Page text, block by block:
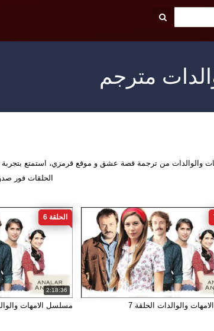
مترجم
والوالدات من ترجمة قصة عشق و موقع قرمزي، استمتع
الحلقات فور
والوالدات الحلقة 7
2:18:36
الحلقة 6
مسلسل الامهات